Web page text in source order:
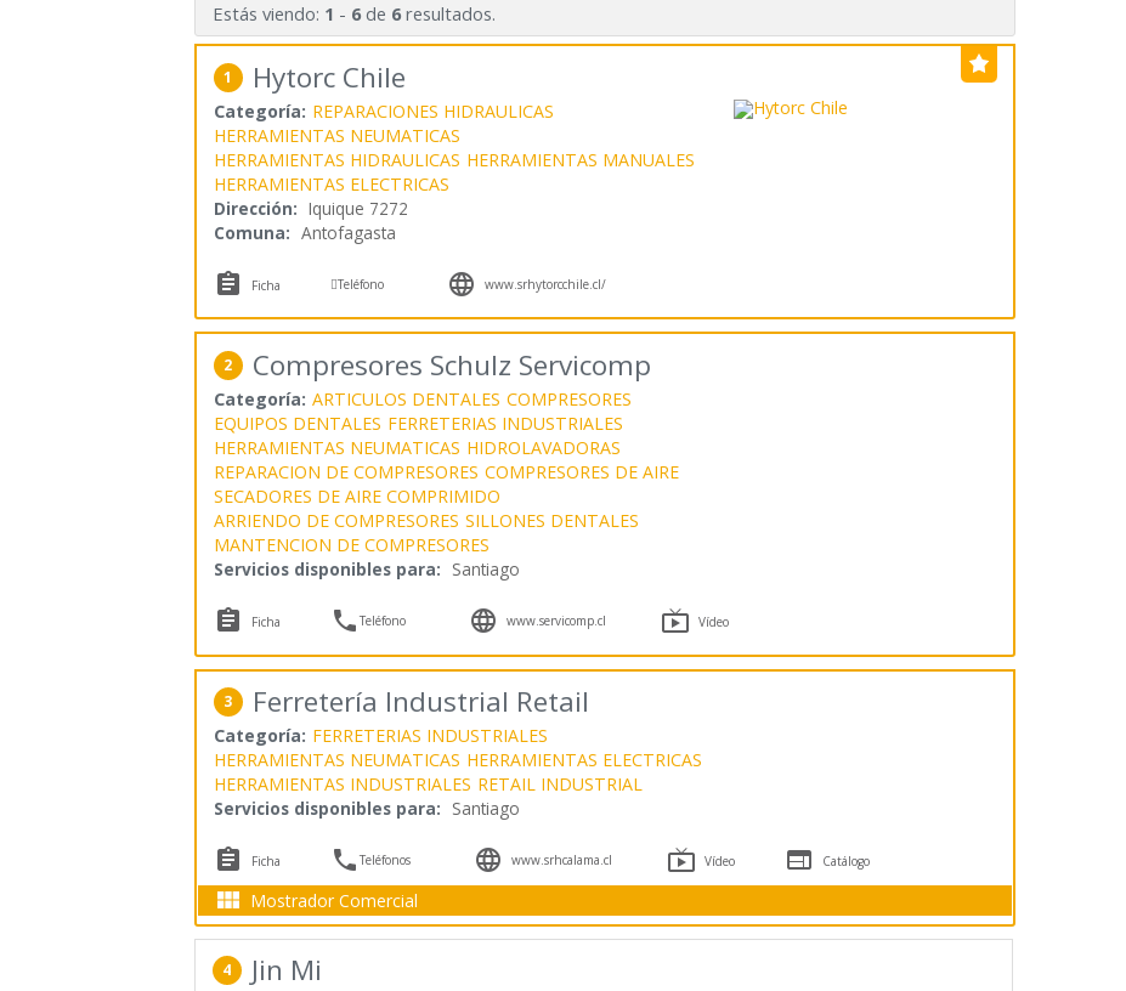
Estás viendo: 1 - 6de 6resultados.
1 Hytorc Chile
Categoría: REPARACIONES HIDRAULICAS
HERRAMIENTAS NEUMATICAS
HERRAMIENTAS HIDRAULICAS HERRAMIENTAS MANUALES
HERRAMIENTAS ELECTRICAS
Dirección: Iquique 7272
Comuna: Antofagasta
 Ficha Teléfono  www.srhytorcchile.cl/
2 Compresores Schulz Servicomp
Categoría: ARTICULOS DENTALES COMPRESORES
EQUIPOS DENTALES FERRETERIAS INDUSTRIALES
HERRAMIENTAS NEUMATICAS HIDROLAVADORAS
REPARACION DE COMPRESORES COMPRESORES DE AIRE
SECADORES DE AIRE COMPRIMIDO
ARRIENDO DE COMPRESORES SILLONES DENTALES
MANTENCION DE COMPRESORES
Servicios disponibles para: Santiago
 Ficha Teléfono  www.servicomp.cl  Vídeo
3 Ferretería Industrial Retail
Categoría: FERRETERIAS INDUSTRIALES
HERRAMIENTAS NEUMATICAS HERRAMIENTAS ELECTRICAS
HERRAMIENTAS INDUSTRIALES RETAIL INDUSTRIAL
Servicios disponibles para: Santiago
 Ficha Teléfonos  www.srhcalama.cl  Vídeo  Catálogo
 Mostrador Comercial
4 Jin Mi